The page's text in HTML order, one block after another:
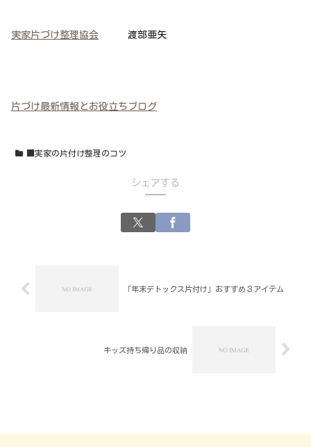
実家片づけ整理協会 渡部亜矢
片づけ最新情報とお役立ちブログ
■実家の片付け整理のコツ
シェアする
「年末デトックス片付け」おすすめ３アイテム
キッズ持ち帰り品の収納